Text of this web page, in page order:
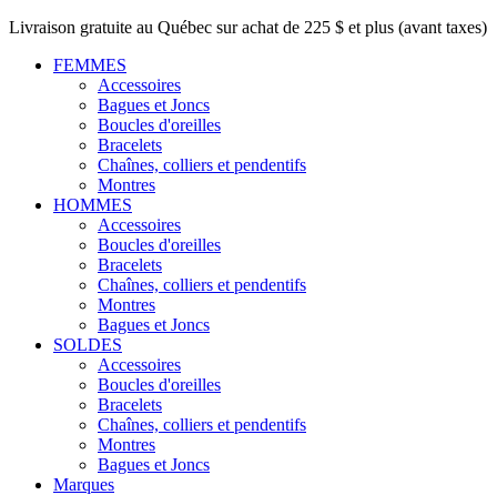
Livraison gratuite au Québec sur achat de 225 $ et plus (avant taxes)
FEMMES
Accessoires
Bagues et Joncs
Boucles d'oreilles
Bracelets
Chaînes, colliers et pendentifs
Montres
HOMMES
Accessoires
Boucles d'oreilles
Bracelets
Chaînes, colliers et pendentifs
Montres
Bagues et Joncs
SOLDES
Accessoires
Boucles d'oreilles
Bracelets
Chaînes, colliers et pendentifs
Montres
Bagues et Joncs
Marques